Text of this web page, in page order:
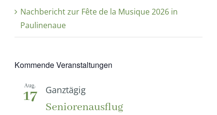
Nachbericht zur Fête de la Musique 2026 in
Paulinenaue
Kommende Veranstaltungen
Aug.
17 Ganztägig
Seniorenausflug